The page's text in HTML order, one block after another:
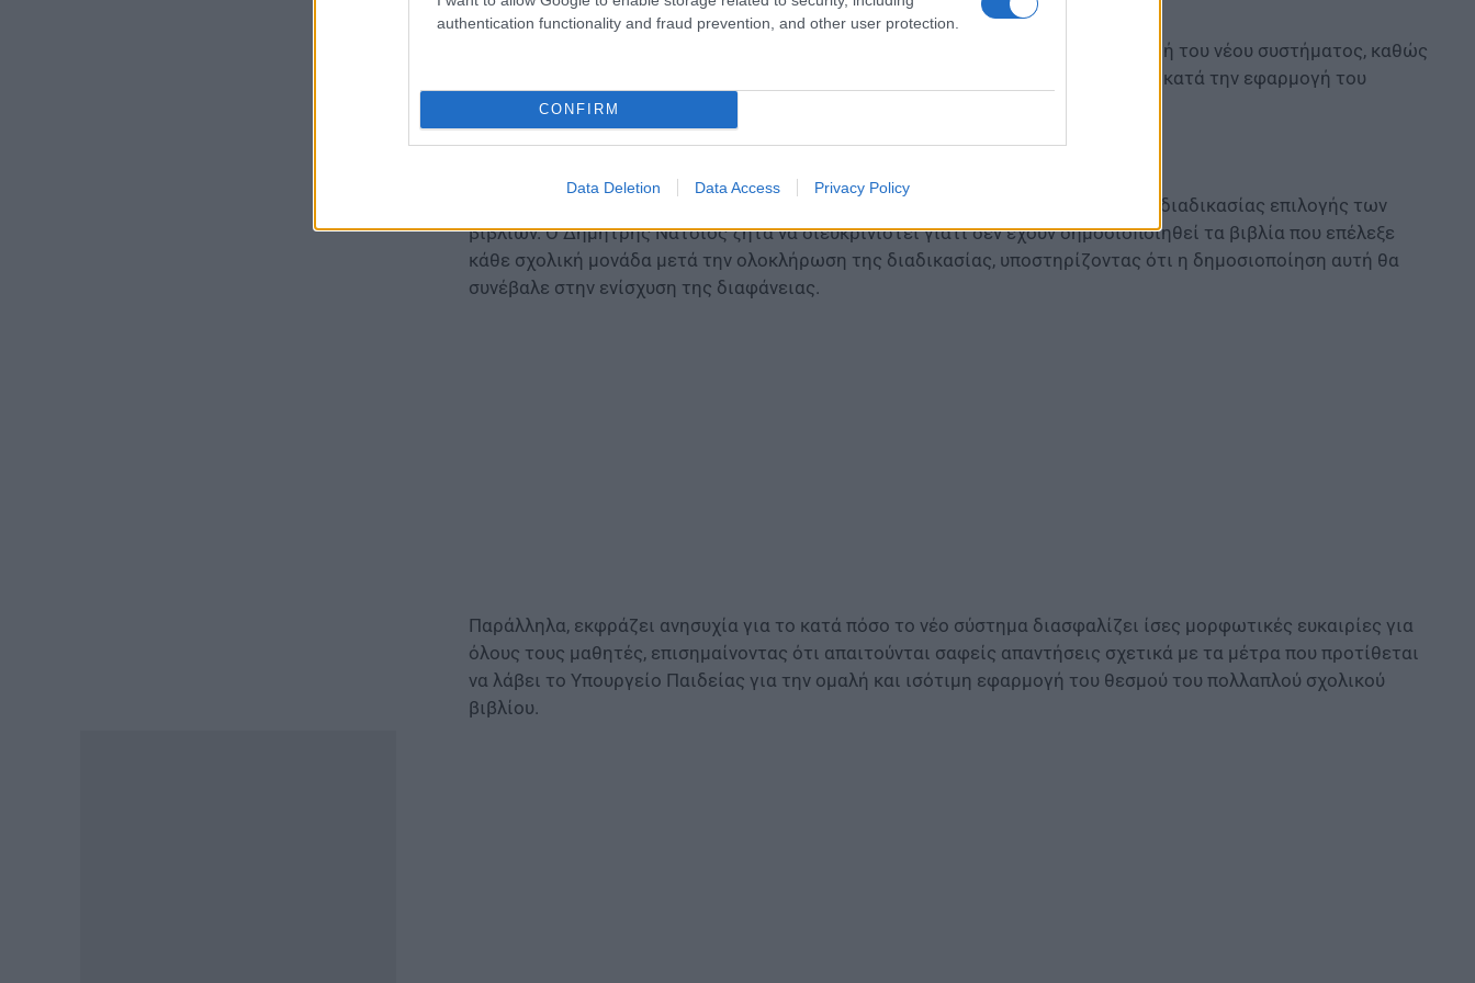
authentication functionality and fraud prevention, and other user protection.
CONFIRM
Data Deletion Data Access Privacy Policy
πίνακες, διορισμούς και
σχολεία και με ποιον τρόπο διασφαλίζεται η ποιότητά τους.
Παράλληλα, ζητείται να αποσαφηνιστεί γιατί δεν προηγήθηκε πιλοτική εφαρμογή του νέου συστήματος, καθώς
και ποια μέτρα έχουν ληφθεί ώστε οι εκπαιδευτικοί να υποστηριχθούν επαρκώς κατά την εφαρμογή του
πολλαπλού σχολικού βιβλίου.
Στην κοινοβουλευτική παρέμβαση τίθεται ακόμη το ζήτημα της διαφάνειας της διαδικασίας επιλογής των
βιβλίων. Ο Δημήτρης Νατσιός ζητά να διευκρινιστεί γιατί δεν έχουν δημοσιοποιηθεί τα βιβλία που επέλεξε
κάθε σχολική μονάδα μετά την ολοκλήρωση της διαδικασίας, υποστηρίζοντας ότι η δημοσιοποίηση αυτή θα
συνέβαλε στην ενίσχυση της διαφάνειας.
Παράλληλα, εκφράζει ανησυχία για το κατά πόσο το νέο σύστημα διασφαλίζει ίσες μορφωτικές ευκαιρίες για
όλους τους μαθητές, επισημαίνοντας ότι απαιτούνται σαφείς απαντήσεις σχετικά με τα μέτρα που προτίθεται
να λάβει το Υπουργείο Παιδείας για την ομαλή και ισότιμη εφαρμογή του θεσμού του πολλαπλού σχολικού
βιβλίου.